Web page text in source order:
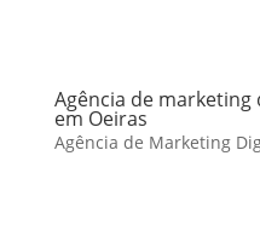
Agência de
em Oeiras
Agência de Marketing